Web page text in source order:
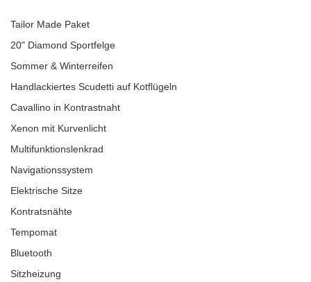
Tailor Made Paket
20" Diamond Sportfelge
Sommer & Winterreifen
Handlackiertes Scudetti auf Kotflügeln
Cavallino in Kontrastnaht
Xenon mit Kurvenlicht
Multifunktionslenkrad
Navigationssystem
Elektrische Sitze
Kontratsnähte
Tempomat
Bluetooth
Sitzheizung